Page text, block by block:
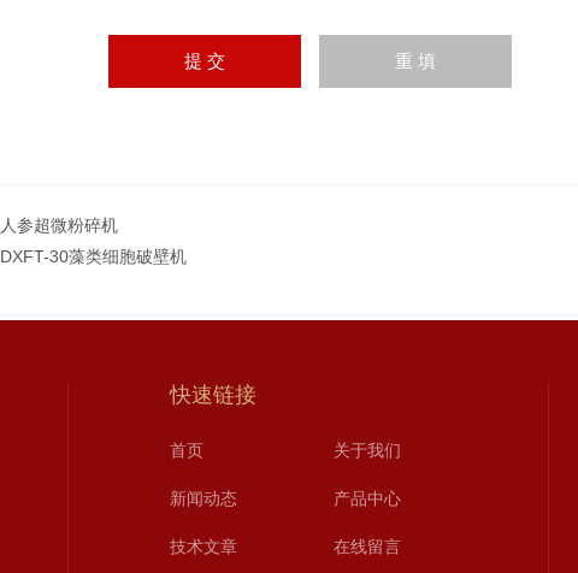
人参超微粉碎机
DXFT-30藻类细胞破壁机
快速链接
首页 关于我们
新闻动态 产品中心
技术文章 在线留言